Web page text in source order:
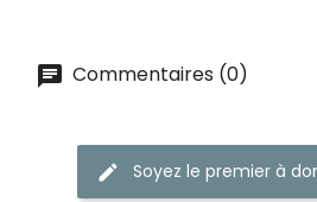
Commentaires (0)
Soyez le premier à